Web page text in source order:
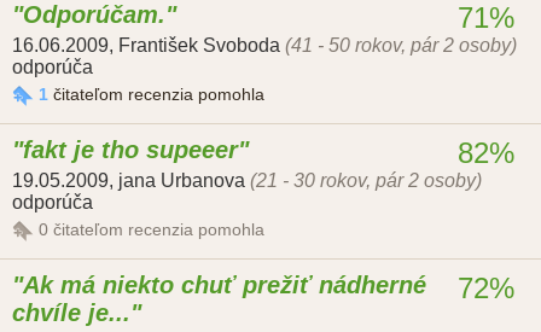
Odporúčam.
16.06.2009, František Svoboda (41 - 50 rokov, pár 2 osoby)
odporúča
1 čitateľom recenzia pomohla
71%
fakt je tho supeeer
19.05.2009, jana Urbanova (21 - 30 rokov, pár 2 osoby)
odporúča
0 čitateľom recenzia pomohla
82%
Ak má niekto chuť prežiť nádherné
chvíle je...
72%